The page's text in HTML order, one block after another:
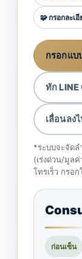
🧩 กรอกละเ
กรอกแบ
ทัก LINE
เลื่อนลง
*ระบบจะจัด
(เร่งด่วน/มูล
โทรเร็ว กรอ
ก่อนเซ็น